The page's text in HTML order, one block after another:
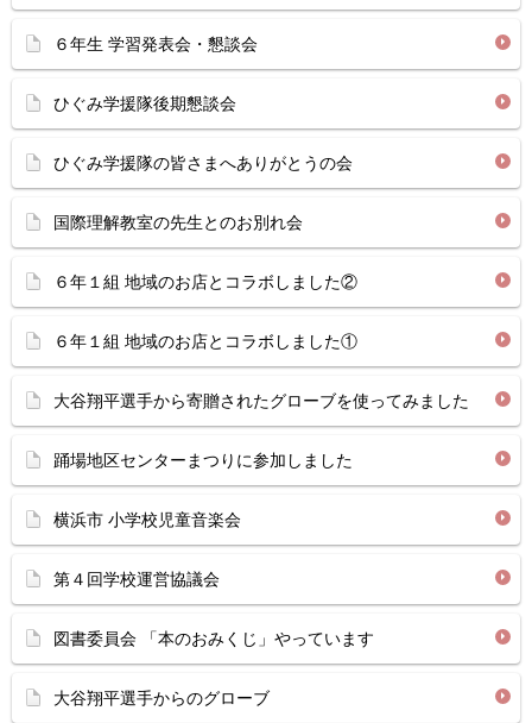
６年生 学習発表会・懇談会
ひぐみ学援隊後期懇談会
ひぐみ学援隊の皆さまへありがとうの会
国際理解教室の先生とのお別れ会
６年１組 地域のお店とコラボしました②
６年１組 地域のお店とコラボしました①
大谷翔平選手から寄贈されたグローブを使ってみました
踊場地区センターまつりに参加しました
横浜市 小学校児童音楽会
第４回学校運営協議会
図書委員会 「本のおみくじ」やっています
大谷翔平選手からのグローブ